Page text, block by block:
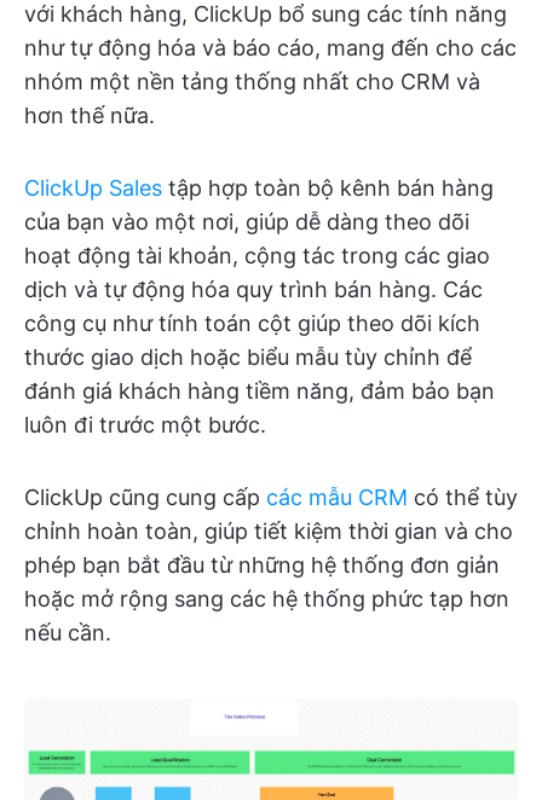
với khách hàng, ClickUp bổ sung các tính năng
như tự động hóa và báo cáo, mang đến cho các
nhóm một nền tảng thống nhất cho CRM và
hơn thế nữa.
ClickUp Sales tập hợp toàn bộ kênh bán hàng
của bạn vào một nơi, giúp dễ dàng theo dõi
hoạt động tài khoản, cộng tác trong các giao
dịch và tự động hóa quy trình bán hàng. Các
công cụ như tính toán cột giúp theo dõi kích
thước giao dịch hoặc biểu mẫu tùy chỉnh để
đánh giá khách hàng tiềm năng, đảm bảo bạn
luôn đi trước một bước.
ClickUp cũng cung cấp các mẫu CRM có thể tùy
chỉnh hoàn toàn, giúp tiết kiệm thời gian và cho
phép bạn bắt đầu từ những hệ thống đơn giản
hoặc mở rộng sang các hệ thống phức tạp hơn
nếu cần.